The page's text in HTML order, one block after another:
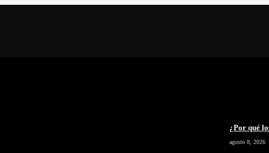
¿Por qué
agosto 8, 2026